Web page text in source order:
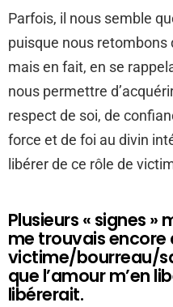
Parfois, il nous semble
puisque nous
mais en fait, en se
nous permettre
respect de soi, de
force et de foi au divin
libérer de ce rôle de
Plusieurs « signes
me trouvais encore
victime/bourreau/
que l’amour m’en
libérerait.